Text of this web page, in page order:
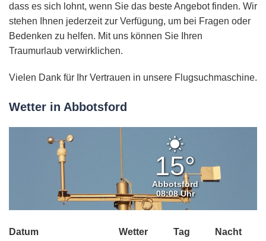
dass es sich lohnt, wenn Sie das beste Angebot finden. Wir
stehen Ihnen jederzeit zur Verfügung, um bei Fragen oder
Bedenken zu helfen. Mit uns können Sie Ihren
Traumurlaub verwirklichen.
Vielen Dank für Ihr Vertrauen in unsere Flugsuchmaschine.
Wetter in Abbotsford
Klarer
Himmel
15°
Abbotsford
08:08 Uhr
Datum Wetter Tag Nacht